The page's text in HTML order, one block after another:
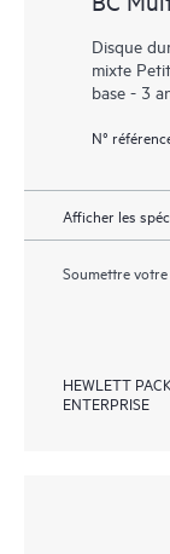
Disque
mixte
base - 3
N°
Afficher les
Soumettre
HEWLETT
ENTERPRISE